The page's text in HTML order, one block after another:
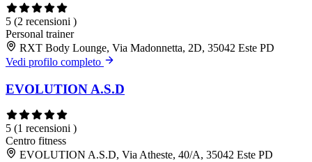
5 (2 recensioni )
Personal trainer
RXT Body Lounge, Via Madonnetta, 2D, 35042 Este PD
Vedi profilo completo
EVOLUTION A.S.D
5 (1 recensioni )
Centro fitness
EVOLUTION A.S.D, Via Atheste, 40/A, 35042 Este PD